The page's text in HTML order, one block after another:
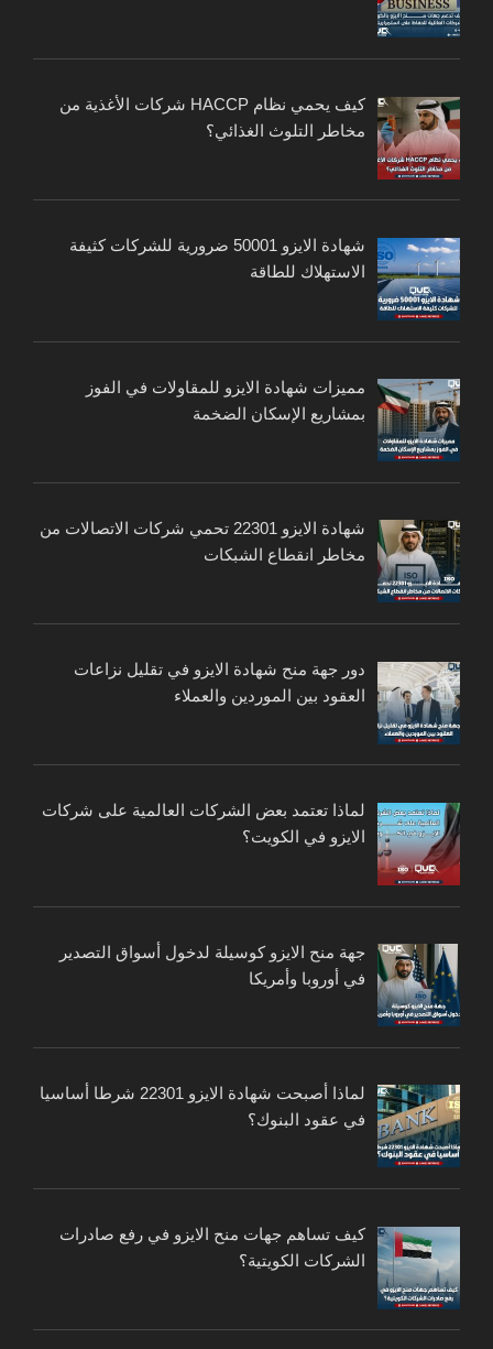
كيف يحمي نظام HACCP شركات الأغذية من
مخاطر التلوث الغذائي؟
شهادة الايزو 50001 ضرورية للشركات كثيفة
الاستهلاك للطاقة
مميزات شهادة الايزو للمقاولات في الفوز
بمشاريع الإسكان الضخمة
شهادة الايزو 22301 تحمي شركات الاتصالات من
مخاطر انقطاع الشبكات
دور جهة منح شهادة الايزو في تقليل نزاعات
العقود بين الموردين والعملاء
لماذا تعتمد بعض الشركات العالمية على شركات
الايزو في الكويت؟
جهة منح الايزو كوسيلة لدخول أسواق التصدير
في أوروبا وأمريكا
لماذا أصبحت شهادة الايزو 22301 شرطا أساسيا
في عقود البنوك؟
كيف تساهم جهات منح الايزو في رفع صادرات
الشركات الكويتية؟